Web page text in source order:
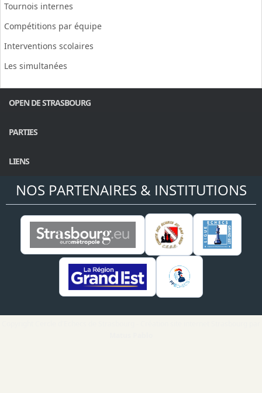
Tournois internes
Compétitions par équipe
Interventions scolaires
Les simultanées
OPEN DE STRASBOURG
PARTIES
LIENS
NOS PARTENAIRES & INSTITUTIONS